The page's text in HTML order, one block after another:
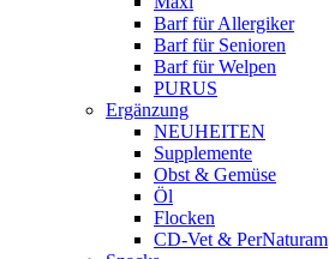
Barf für Allergiker
Barf für Senioren
Barf für Welpen
PURUS
Ergänzung
NEUHEITEN
Supplemente
Obst & Gemüse
Öl
Flocken
CD-Vet & PerNaturam